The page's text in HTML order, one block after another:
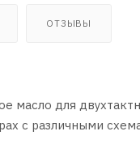
ОТЗЫВЫ
масло для
с различными